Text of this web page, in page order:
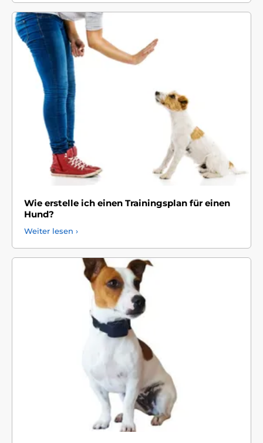
Wie erstelle ich einen Trainingsplan für einen
Hund?
Weiter lesen ›